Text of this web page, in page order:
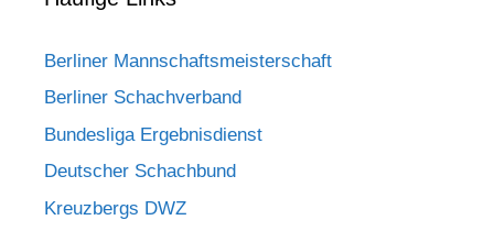
Berliner Mannschaftsmeisterschaft
Berliner Schachverband
Bundesliga Ergebnisdienst
Deutscher Schachbund
Kreuzbergs DWZ